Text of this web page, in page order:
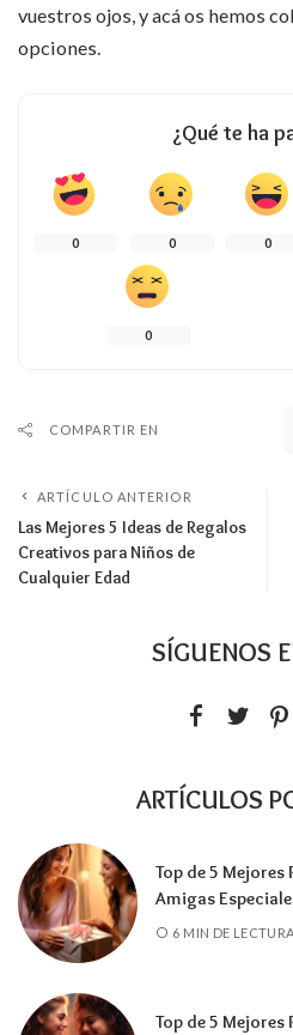
vuestros ojos, y acá os hemos
opciones.
¿Qué te ha
0 0 0
0
COMPARTIR EN
ARTÍCULO ANTERIOR
Las Mejores 5 Ideas de Regalos
Creativos para Niños de
Cualquier Edad
SÍGUENOS
ARTÍCULOS
Top de 5
Amigas
6 MIN DE LECTURA
Top de 5 Mejores